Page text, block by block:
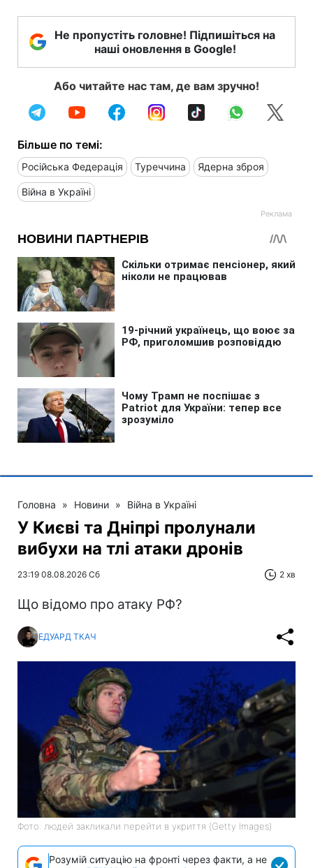
Не пропустіть головне! Підпишіться на
наші оновлення в Google!
Або читайте нас там, де вам зручно!
Більше по темі:
Російська Федерація Туреччина Ядерна зброя
Війна в Україні
Головна » Новини » Війна в Україні
У Києві та Дніпрі пролунали
вибухи на тлі атаки дронів
23:19 08.08.2026 Сб 2 хв
Що відомо про атаку РФ?
ЕДУАРД ТКАЧ
Фото: людей закликали перейти в укриття (Getty Images)
Розумій ситуацію на фронті через факти, а не